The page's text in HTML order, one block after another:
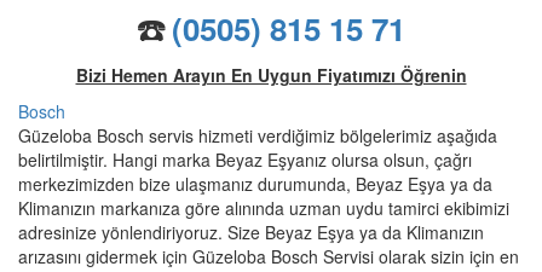
☎️(0505) 815 15 71
Bizi Hemen Arayın En Uygun Fiyatımızı Öğrenin
Bosch
Güzeloba Bosch servis hizmeti verdiğimiz bölgelerimiz aşağıda
belirtilmiştir. Hangi marka Beyaz Eşyanız olursa olsun, çağrı
merkezimizden bize ulaşmanız durumunda, Beyaz Eşya ya da
Klimanızın markanıza göre alınında uzman uydu tamirci ekibimizi
adresinize yönlendiriyoruz. Size Beyaz Eşya ya da Klimanızın
arızasını gidermek için Güzeloba Bosch Servisi olarak sizin için en